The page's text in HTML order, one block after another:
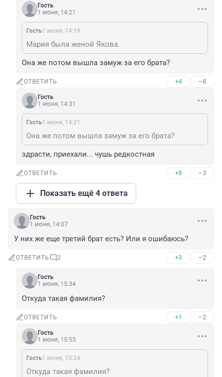
Гость
1 июня, 14:21
Гость1 июня, 14:19
Мария была женой Якова.
Она же потом вышла замуж за его брата?
ОТВЕТИТЬ +4 –8
Гость
1 июня, 14:31
Гость1 июня, 14:21
Она же потом вышла замуж за его брата?
здрасти, приехали... чушь редкостная
ОТВЕТИТЬ +8 –3
Показать ещё 4 ответа
Гость
1 июня, 14:07
У них же еще третий брат есть? Или я ошибаюсь?
ОТВЕТИТЬ 2 +3 –2
Гость
1 июня, 15:34
Откуда такая фамилия?
ОТВЕТИТЬ +1 –2
Гость
1 июня, 15:55
Гость1 июня, 15:34
Откуда такая фамилия?